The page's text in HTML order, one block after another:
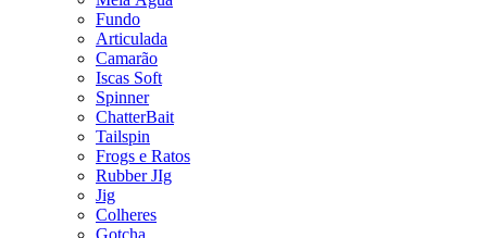
Fundo
Articulada
Camarão
Iscas Soft
Spinner
ChatterBait
Tailspin
Frogs e Ratos
Rubber JIg
Jig
Colheres
Gotcha